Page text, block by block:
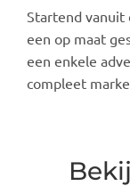
Startend vanuit
een op maat
een enkele
compleet